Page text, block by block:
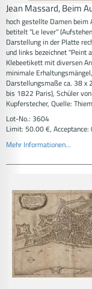
Jean Massard, Beim
hoch gestellte Damen
betitelt "Le lever"
Darstellung in der Platte
und links bezeichnet "Peint
Klebeetikett mit diversen
minimale
Darstellungsmaße ca. 38 x
bis 1822 Paris), Schüler
Kupferstecher, Quelle:
Lot-No.: 3604
Limit: 50.00 €, Acceptance:
Mehr Informationen...